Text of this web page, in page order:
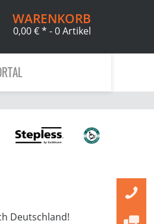
WARENKORB
0,00 € * - 0 Artikel
Deutschland!